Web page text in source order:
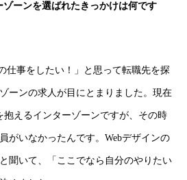
ーンを選ばれたきっかけは何です
仕事をしたい！」と思って転職先を探
ーンの求人が目にとまりました。現在
抱えるインターゾーンですが、その時
がいなかったんです。Webデザインの
聞いて、「ここでなら自分のやりたい